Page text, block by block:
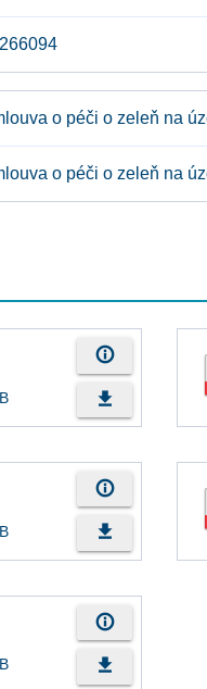
o péči o zeleň na
o péči o zeleň na
info_outline
file_download
info_outline
file_download
info_outline
file_download